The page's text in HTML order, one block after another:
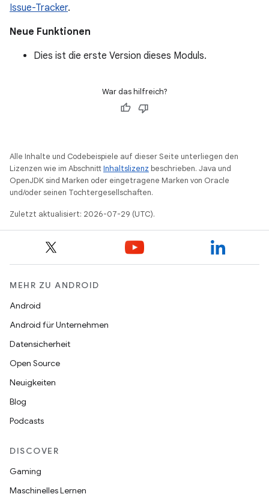
Issue-Tracker.
Neue Funktionen
Dies ist die erste Version dieses Moduls.
War das hilfreich?
Alle Inhalte und Codebeispiele auf dieser Seite unterliegen den
Lizenzen wie im AbschnittInhaltslizenz beschrieben. Java und
OpenJDK sind Marken oder eingetragene Marken von Oracle
und/oder seinen Tochtergesellschaften.
Zuletzt aktualisiert: 2026-07-29 (UTC).
MEHR ZU ANDROID
Android
Android für Unternehmen
Datensicherheit
Open Source
Neuigkeiten
Blog
Podcasts
DISCOVER
Gaming
Maschinelles Lernen